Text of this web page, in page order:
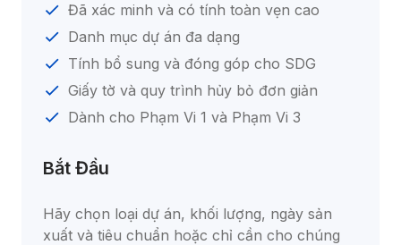
Đã xác minh và có tính toàn vẹn cao
Danh mục dự án đa dạng
Tính bổ sung và đóng góp cho SDG
Giấy tờ và quy trình hủy bỏ đơn giản
Dành cho Phạm Vi 1 và Phạm Vi 3
Bắt Đầu
Hãy chọn loại dự án, khối lượng, ngày sản
xuất và tiêu chuẩn hoặc chỉ cần cho chúng